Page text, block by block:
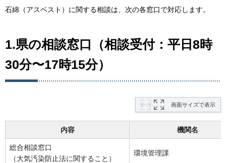
石綿（アスベスト）に関する相談は、次の各窓口で対応します。
1.県の相談窓口（相談受付：平日8時
30分〜17時15分）
画面サイズで表示
内容 機関名
総合相談窓口
（大気汚染防止法に関すること）
環境管理課